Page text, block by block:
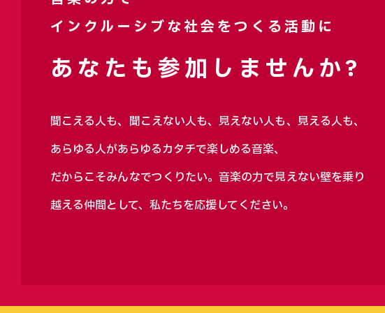
インクルーシブな社会をつくる活動に
あなたも参加しませんか?
聞こえる人も、聞こえない人も、見えない人も、見える人も、
あらゆる人があらゆるカタチで楽しめる音楽、
だからこそみんなでつくりたい。音楽の力で見えない壁を乗り
越える仲間として、私たちを応援してください。